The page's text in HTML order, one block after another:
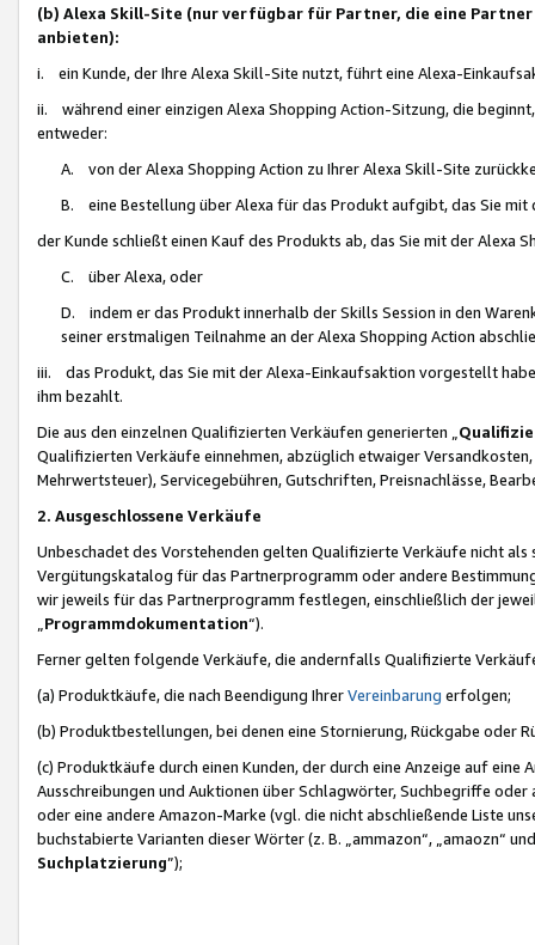
(b) Alexa Skill-Site (nur verfügbar für Partner, die eine
anbieten):
i. ein Kunde, der Ihre Alexa Skill-Site nutzt, führt eine Alexa-
ii. während einer einzigen Alexa Shopping Action-Sitzung, die
entweder:
A. von der Alexa Shopping Action zu Ihrer Alexa Skill-Site
B. eine Bestellung über Alexa für das Produkt aufgibt, das Sie mit
der Kunde schließt einen Kauf des Produkts ab, das Sie mit der Alexa
C. über Alexa, oder
D. indem er das Produkt innerhalb der Skills Session in den
seiner erstmaligen Teilnahme an der Alexa Shopping Action
iii. das Produkt, das Sie mit der Alexa-Einkaufsaktion vorgestellt
ihm bezahlt.
Die aus den einzelnen Qualifizierten Verkäufen generierten „
Qualifizierten Verkäufe einnehmen, abzüglich etwaiger
Mehrwertsteuer), Servicegebühren, Gutschriften, Preisnachlässe,
2. Ausgeschlossene Verkäufe
Unbeschadet des Vorstehenden gelten Qualifizierte Verkäufe nicht
Vergütungskatalog für das Partnerprogramm oder andere
wir jeweils für das Partnerprogramm festlegen, einschließlich der
Programmdokumentation“).
Ferner gelten folgende Verkäufe, die andernfalls Qualifizierte
(a) Produktkäufe, die nach Beendigung IhrerVereinbarung erfolgen;
(b) Produktbestellungen, bei denen eine Stornierung, Rückgabe oder
(c) Produktkäufe durch einen Kunden, der durch eine Anzeige auf
Ausschreibungen und Auktionen über Schlagwörter, Suchbegriffe
oder eine andere Amazon-Marke (vgl. die nicht abschließende Liste
buchstabierte Varianten dieser Wörter (z. B. „ammazon“, „amaozn“
Suchplatzierung”);